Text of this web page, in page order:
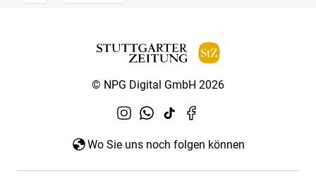
© NPG Digital GmbH 2026
Wo Sie uns noch folgen können